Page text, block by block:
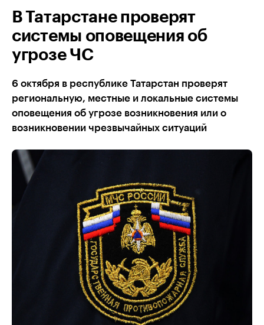
В Татарстане проверят
системы оповещения об
угрозе ЧС
6 октября в республике Татарстан проверят
региональную, местные и локальные системы
оповещения об угрозе возникновения или о
возникновении чрезвычайных ситуаций